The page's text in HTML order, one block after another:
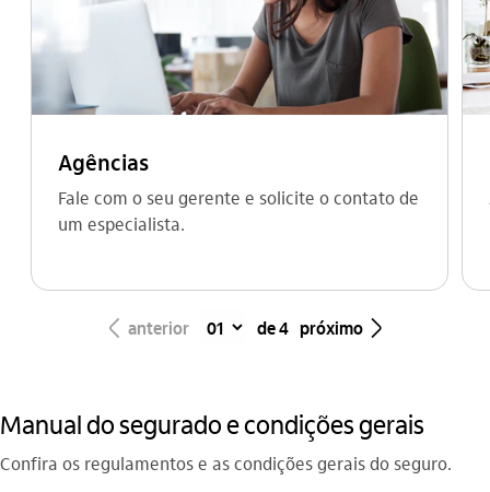
Agências
Fale com o seu gerente e solicite o contato de
um especialista.
seta_esquerda anterior de 4 próximo seta_direita
Manual do segurado e condições gerais
Confira os regulamentos e as condições gerais do seguro.